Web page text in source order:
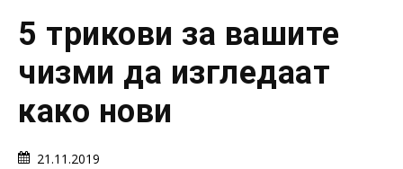
5 трикови за вашите
чизми да изгледаат
како нови
21.11.2019